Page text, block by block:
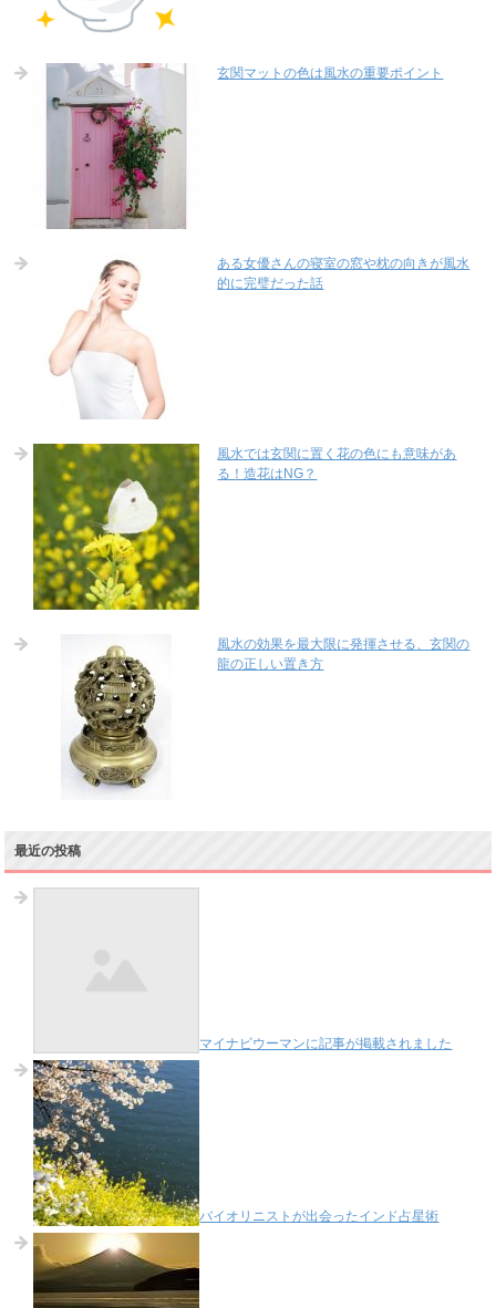
玄関マットの色は風水の重要ポイント
ある女優さんの寝室の窓や枕の向きが風水
的に完璧だった話
風水では玄関に置く花の色にも意味があ
る！造花はNG？
風水の効果を最大限に発揮させる、玄関の
龍の正しい置き方
最近の投稿
マイナビウーマンに記事が掲載されました
バイオリニストが出会ったインド占星術